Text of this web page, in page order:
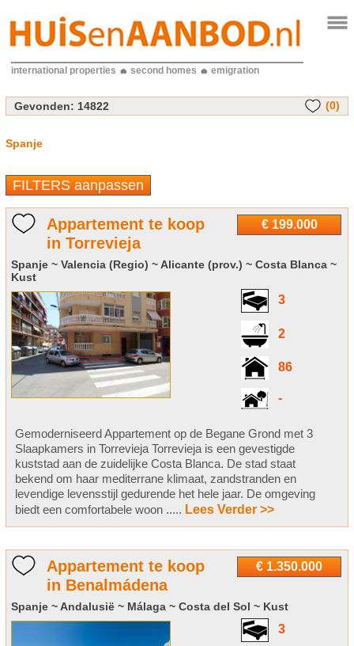
international properties second homes emigration
Gevonden: 14822 (0)
Spanje
FILTERS aanpassen
€ 199.000
Appartement te koop
in Torrevieja
Spanje ~ Valencia (Regio) ~ Alicante (prov.) ~ Costa Blanca ~
Kust
3
2
86
-
Gemoderniseerd Appartement op de Begane Grond met 3
Slaapkamers in Torrevieja Torrevieja is een gevestigde
kuststad aan de zuidelijke Costa Blanca. De stad staat
bekend om haar mediterrane klimaat, zandstranden en
levendige levensstijl gedurende het hele jaar. De omgeving
biedt een comfortabele woon ..... Lees Verder >>
€ 1.350.000
Appartement te koop
in Benalmádena
Spanje ~ Andalusië ~ Málaga ~ Costa del Sol ~ Kust
3